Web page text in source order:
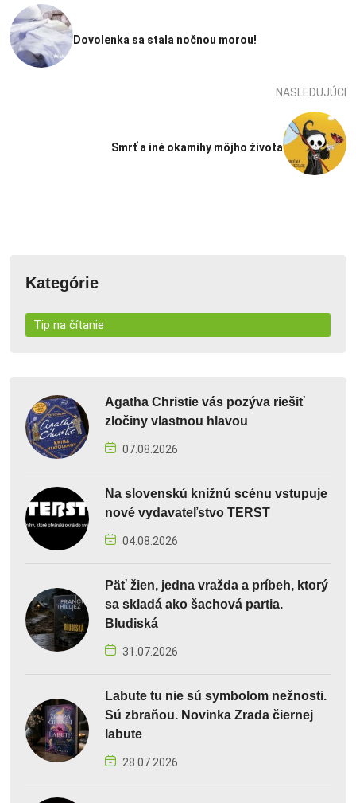
Dovolenka sa stala nočnou morou!
NASLEDUJÚCI
Smrť a iné okamihy môjho života
Kategórie
Tip na čítanie
Agatha Christie vás pozýva riešiť
zločiny vlastnou hlavou
07.08.2026
Na slovenskú knižnú scénu vstupuje
nové vydavateľstvo TERST
04.08.2026
Päť žien, jedna vražda a príbeh, ktorý
sa skladá ako šachová partia.
Bludiská
31.07.2026
Labute tu nie sú symbolom nežnosti.
Sú zbraňou. Novinka Zrada čiernej
labute
28.07.2026